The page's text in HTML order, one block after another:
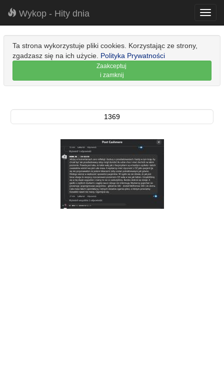
Wykop - Hity dnia
Ta strona wykorzystuje pliki cookies. Korzystając ze strony,
zgadzasz się na ich użycie. Polityka Prywatności
Zaakceptuj
i zamknij
1369